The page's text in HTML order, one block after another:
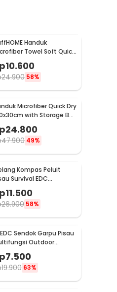
Handuk
Towel Soft Quick
35x75cm - S-20
10.600
24.900 58%
Microfiber Quick Dry
with Storage Bag
24.800
47.900 49%
Kompas Peluit
Survival EDC
11.500
26.900 58%
Sendok Garpu Pisau
Outdoor
7.500
19.900 63%